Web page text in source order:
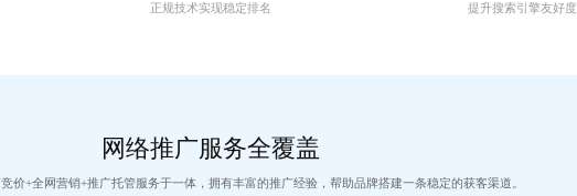
正规技术实现稳定排名 提升搜索引擎友好度
网络推广服务全覆盖
价+全网营销+推广托管服务于一体，拥有丰富的推广经验，帮助品牌搭建一条稳定的获客渠道。